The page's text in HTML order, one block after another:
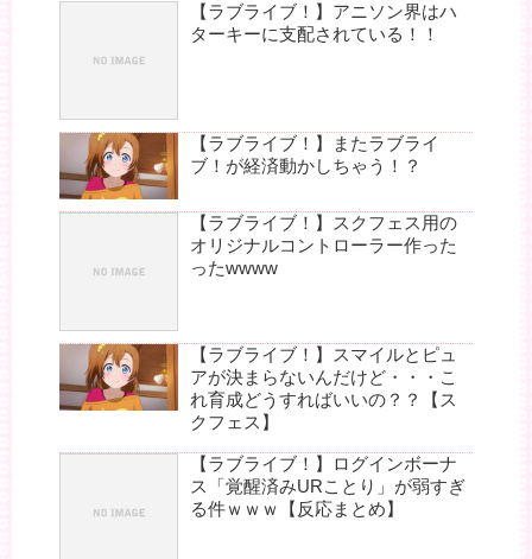
【ラブライブ！】アニソン界はハ
ターキーに支配されている！！
【ラブライブ！】またラブライ
ブ！が経済動かしちゃう！？
【ラブライブ！】スクフェス用の
オリジナルコントローラー作った
ったwwww
【ラブライブ！】スマイルとピュ
アが決まらないんだけど・・・こ
れ育成どうすればいいの？？【ス
クフェス】
【ラブライブ！】ログインボーナ
ス「覚醒済みURことり」が弱すぎ
る件ｗｗｗ【反応まとめ】